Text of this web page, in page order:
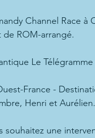
Channel Race à
de ROM-arrangé.
Le
France -
Henri et Aurélien.
souhaitez une